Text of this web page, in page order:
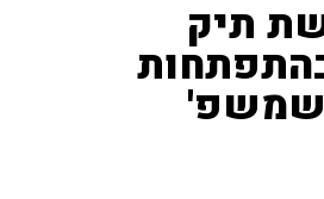
תיק
בהתפתחות
שמשפ'